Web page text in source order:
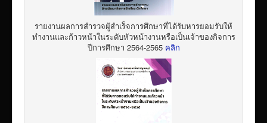
รายงานผลการสำรวจผู้สำเร็จการศึกษาที่ได้รับหารยอมรับให้
ทำงานและก้าวหน้าในระดับหัวหน้างานหรือเป็นเจ้าของกิจการ
ปีการศึกษา 2564-2565 คลิก